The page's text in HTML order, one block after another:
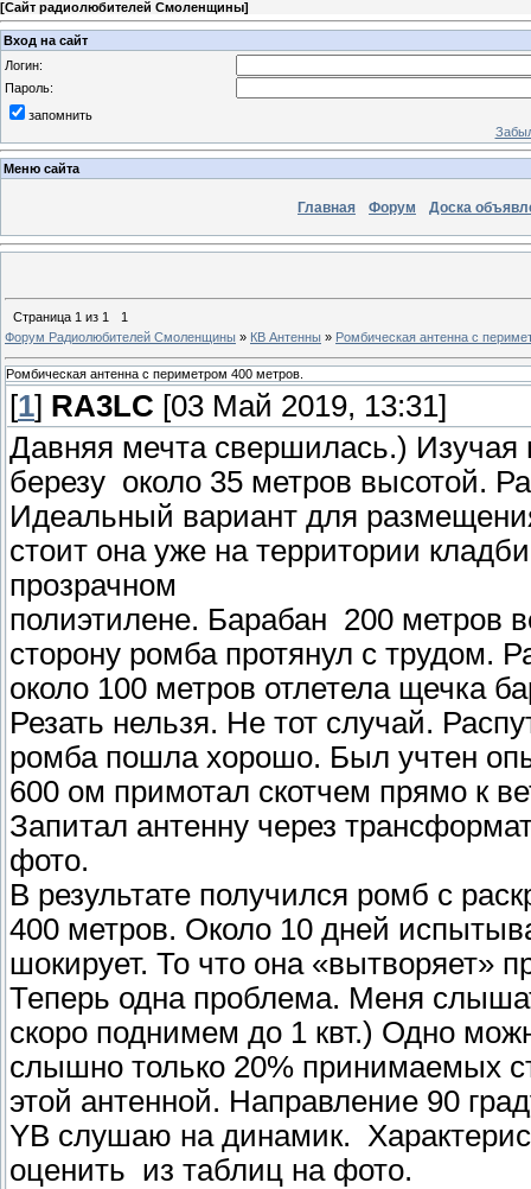
[Сайт радиолюбителей Смоленщины]
Вход на сайт
Логин:
Пароль:
запомнить
Меню сайта
Главная Форум Доска
Страница 1 из 1
1
Форум Радиолюбителей Смоленщины » КВ Антенны » Ромбическая антенна с
Ромбическая антенна с периметром 400 метров.
[1] RA3LC [03 Май 2019, 13:31]
Давняя мечта свершилась.)
березу около 35 метров высотой.
Идеальный вариант для
стоит она уже на территории
прозрачном
полиэтилене. Барабан 200 метров
сторону ромба протянул с трудом.
около 100 метров отлетела щечка
Резать нельзя. Не тот случай.
ромба пошла хорошо. Был учтен
600 ом примотал скотчем прямо к
Запитал антенну через
фото.
В результате получился ромб с
400 метров. Около 10 дней
шокирует. То что она «вытворяет»
Теперь одна проблема. Меня
скоро поднимем до 1 квт.) Одно
слышно только 20% принимаемых
этой антенной. Направление 90
YB слушаю на динамик.
оценить из таблиц на фото.